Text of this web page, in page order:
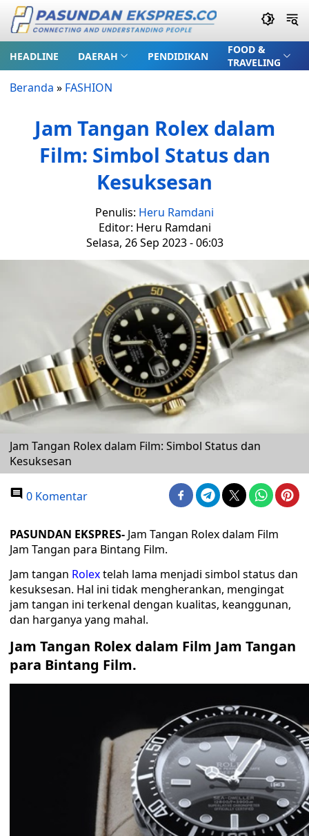
HEADLINE DAERAH PENDIDIKAN
FOOD &
TRAVELING
Beranda » FASHION
Jam Tangan Rolex dalam
Film: Simbol Status dan
Kesuksesan
Penulis: Heru Ramdani
Editor: Heru Ramdani
Selasa, 26 Sep 2023 - 06:03
Jam Tangan Rolex dalam Film: Simbol Status dan
Kesuksesan
0 Komentar
PASUNDAN EKSPRES- Jam Tangan Rolex dalam Film
Jam Tangan para Bintang Film.
Jam tangan Rolextelah lama menjadi simbol status dan
kesuksesan. Hal ini tidak mengherankan, mengingat
jam tangan ini terkenal dengan kualitas, keanggunan,
dan harganya yang mahal.
Jam Tangan Rolex dalam Film Jam Tangan
para Bintang Film.